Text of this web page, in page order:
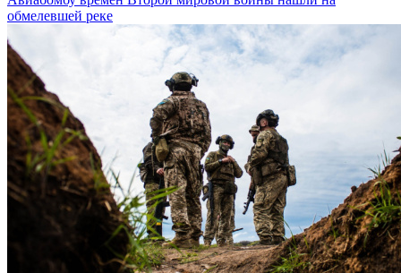
обмелевшей реке